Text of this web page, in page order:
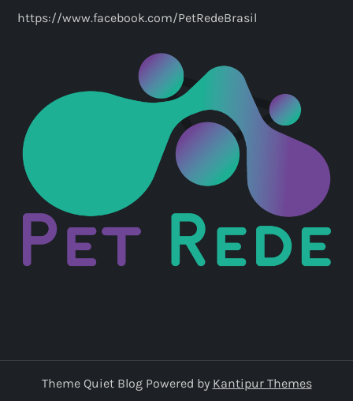
https://www.facebook.com/PetRedeBrasil
Theme Quiet Blog Powered by Kantipur Themes